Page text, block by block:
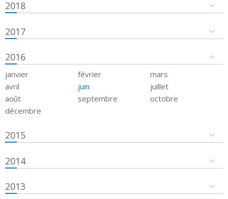
2018
2017
2016
janvier février
mars
avril
juin
juillet
août
septembre
octobre
décembre
2015
2014
2013